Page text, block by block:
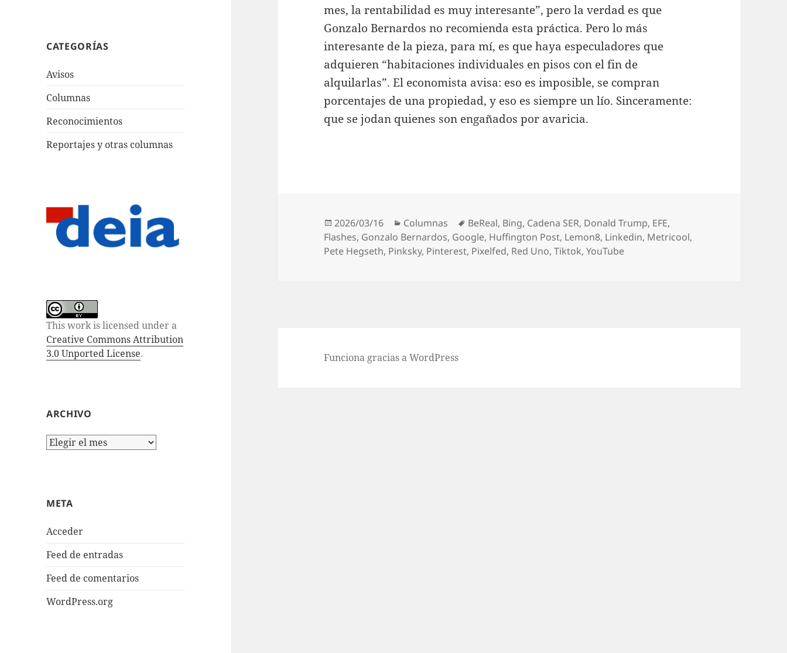
CATEGORÍAS
Avisos
Columnas
Reconocimientos
Reportajes y otras columnas
This work is licensed under a
Creative Commons Attribution
3.0 Unported License.
ARCHIVO
Archivo
META
Acceder
Feed de entradas
Feed de comentarios
WordPress.org
mes, la rentabilidad es muy interesante”, pero la verdad es que
Gonzalo Bernardos no recomienda esta práctica. Pero lo más
interesante de la pieza, para mí, es que haya especuladores que
adquieren “habitaciones individuales en pisos con el fin de
alquilarlas”. El economista avisa: eso es imposible, se compran
porcentajes de una propiedad, y eso es siempre un lío. Sinceramente:
que se jodan quienes son engañados por avaricia.
Publicado
el
2026/03/16 Categorías
Columnas Etiquetas
BeReal, Bing, Cadena SER, Donald Trump, EFE,
Flashes, Gonzalo Bernardos, Google, Huffington Post, Lemon8, Linkedin, Metricool,
Pete Hegseth, Pinksky, Pinterest, Pixelfed, Red Uno,Tiktok,YouTube
Funciona gracias a WordPress